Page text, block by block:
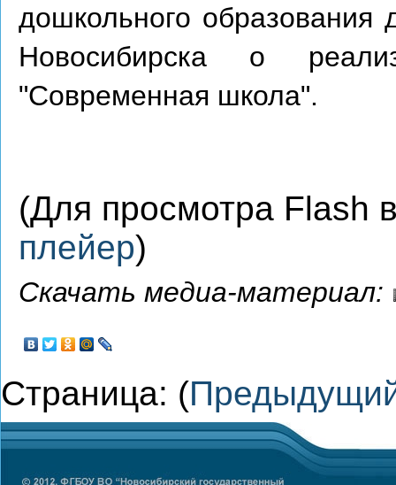
дошкольного образования
Новосибирска о
"Современная школа".
(Для просмотра Flash
плейер)
Скачать медиа-материал:
Страница: (